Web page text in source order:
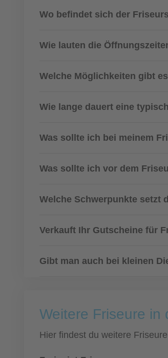
Wo befindet sich der
Wie lauten die
Welche Möglichkeiten gibt
Wie lange dauert eine
Was sollte ich bei meinem
Was sollte ich vor dem
Welche Schwerpunkte setzt
Verkauft Ihr Gutscheine für
Gibt man auch bei kleinen
Weitere Friseure in
Hier findest du weitere